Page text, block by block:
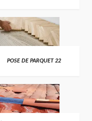
POSE DE PARQUET 22